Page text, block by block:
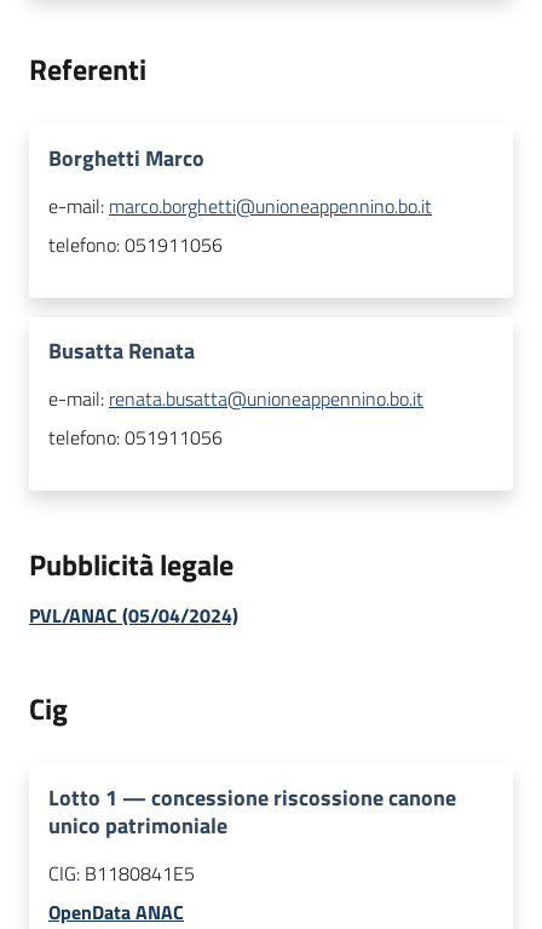
Referenti
Borghetti Marco
e-mail: marco.borghetti@unioneappennino.bo.it
telefono:051911056
Busatta Renata
e-mail: renata.busatta@unioneappennino.bo.it
telefono:051911056
Pubblicità legale
PVL/ANAC (05/04/2024)
Cig
Lotto 1 —concessione riscossione canone
unico patrimoniale
CIG: B1180841E5
OpenData ANAC